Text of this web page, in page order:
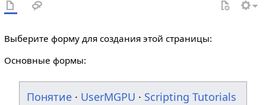
Выберите форму для создания этой страницы:
Основные формы:
Понятие · UserMGPU · Scripting Tutorials